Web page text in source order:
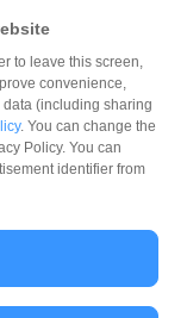
to leave this screen,
convenience,
(including sharing
. You can change the
Policy. You can
identifier from